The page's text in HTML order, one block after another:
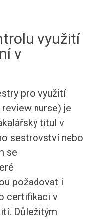
využití
v
pro využití
nurse) je
titul v
sestrovství nebo
se
požadovat i
certifikaci v
Důležitým